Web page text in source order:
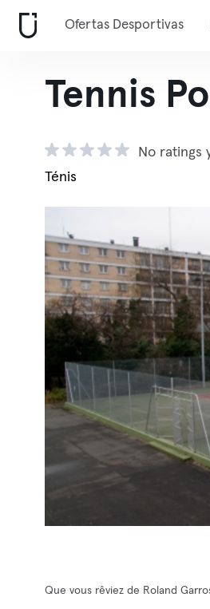
Ofertas Desportivas
Tennis
No ratings
Ténis
Que vous rêviez de Roland